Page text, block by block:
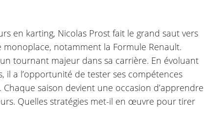
en karting, Nicolas Prost fait le grand saut vers
monoplace, notamment la Formule Renault.
tournant majeur dans sa carrière. En évoluant
il a l’opportunité de tester ses compétences
saison devient une occasion d’apprendre
Quelles stratégies met-il en œuvre pour tirer